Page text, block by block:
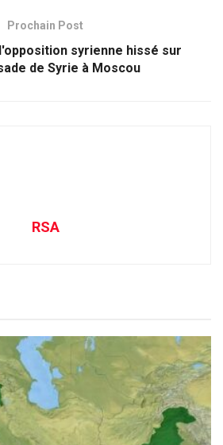
Prochain Post
syrienne hissé sur
de Syrie à Moscou
RSA